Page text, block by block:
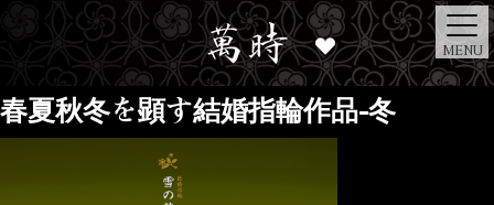
MENU
春夏秋冬を顕す結婚指輪作品-冬